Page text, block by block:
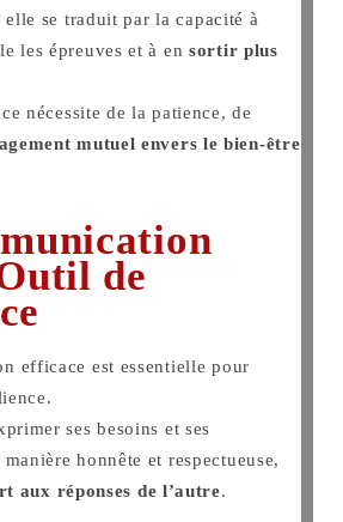
se traduit par la capacité à
les épreuves et à en sortir plus
nécessite de la patience, de
mutuel envers le bien-être
de
efficace est essentielle pour
ses besoins et ses
honnête et respectueuse,
aux réponses de l’autre.